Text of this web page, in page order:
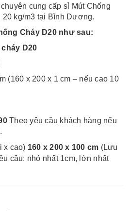
chuyên cung cấp sỉ Mút Chống
20 kg/m3 tại Bình Dương.
Cháy D20 như sau:
D20
(160 x 200 x 1 cm – nếu cao 10
Theo yêu cầu khách hàng nếu
x cao) 160 x 200 x 100 cm (Lưu
cầu: nhỏ nhất 1cm, lớn nhất